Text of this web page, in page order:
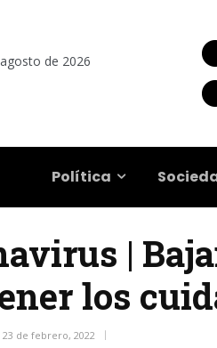
de 2026
Política
|
los
23 de febrero, 2022